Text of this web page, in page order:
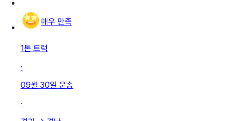
매우 만족
1톤 트럭
·
09월 30일 운송
·